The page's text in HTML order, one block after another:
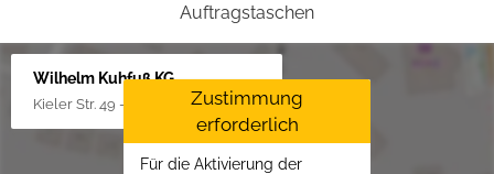
Auftragstaschen
Wilhelm Kuhfuß KG
Kieler Str. 49 - 51, 25451 Quickborn
Zustimmung
erforderlich
Für die Aktivierung der